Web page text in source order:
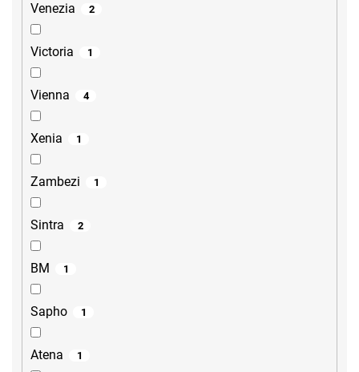
Venezia 2
Victoria 1
Vienna 4
Xenia 1
Zambezi 1
Sintra 2
BM 1
Sapho 1
Atena 1